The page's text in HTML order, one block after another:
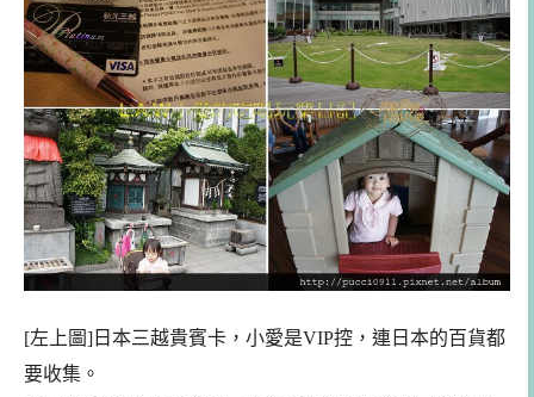
[左上圖]日本三越貴賓卡，小愛是VIP控，連日本的百貨都
要收集。